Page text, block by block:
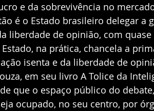
e da sobrevivência no
é o Estado brasileiro delegar a
liberdade de opinião, com quase
na prática, chancela a
isenta e da liberdade de
em seu livro A Tolice da
que o espaço público do
ocupado, no seu centro, por